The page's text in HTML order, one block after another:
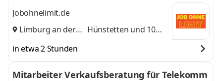
Jobohnelimit.de
Limburg an der
Hünstetten und 10
in etwa 2 Stunden
Mitarbeiter Verkaufsberatung für Telekomm